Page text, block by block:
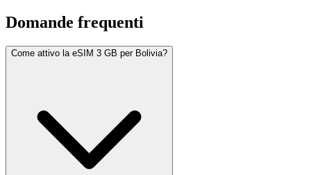
Domande frequenti
Come attivo la eSIM 3 GB per Bolivia?